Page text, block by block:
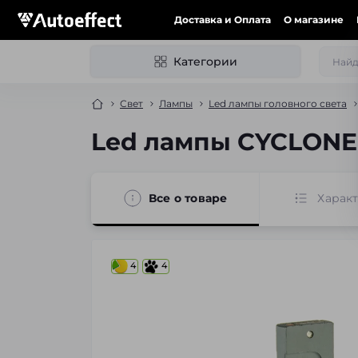
Доставка и Оплата О магазине
Категории
Свет Лампы Led лампы головного света
Led лампы
Все о товаре
4 4